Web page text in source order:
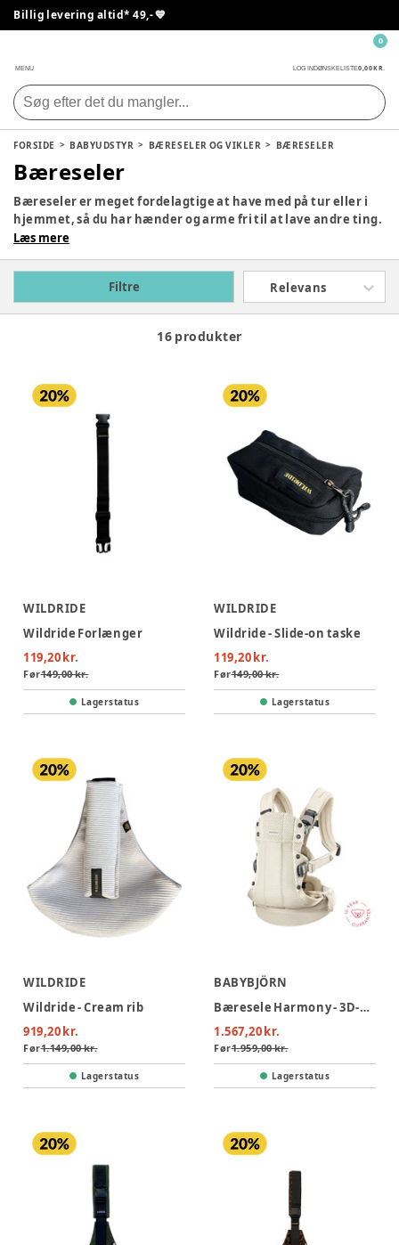
Billig levering altid* 49,- 💙
MENU LOG INDØNSKELISTE0,00 KR.
0
FORSIDE BABYUDSTYR BÆRESELER OG VIKLER BÆRESELER
Bæreseler
Bæreseler er meget fordelagtige at have med på tur eller i
hjemmet, så du har hænder og arme fri til at lave andre ting.
Udover at være praktisk, giver en bæresele god og tæt
effekt og skaber et godt bånd mellem forældre og barn. Vi
tilbyder en lang række bæreseler, så du kan finde den rette
for dig
Læs mere
Filtre Relevans
16 produkter
WILDRIDE
Wildride Forlænger
119,20 kr.
Før149,00 kr.
Lagerstatus
WILDRIDE
Wildride - Slide-on taske
119,20 kr.
Før149,00 kr.
Lagerstatus
WILDRIDE
Wildride - Cream rib
919,20 kr.
Før1.149,00 kr.
Lagerstatus
BABYBJÖRN
Bæresele Harmony - 3D-mesh, Cremefarvet
1.567,20 kr.
Før1.959,00 kr.
Lagerstatus